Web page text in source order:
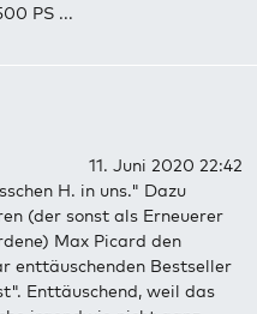
PS ...
11. Juni 2020 22:42
H. in uns." Dazu
(der sonst als Erneuerer
Max Picard den
enttäuschenden Bestseller
Enttäuschend, weil das